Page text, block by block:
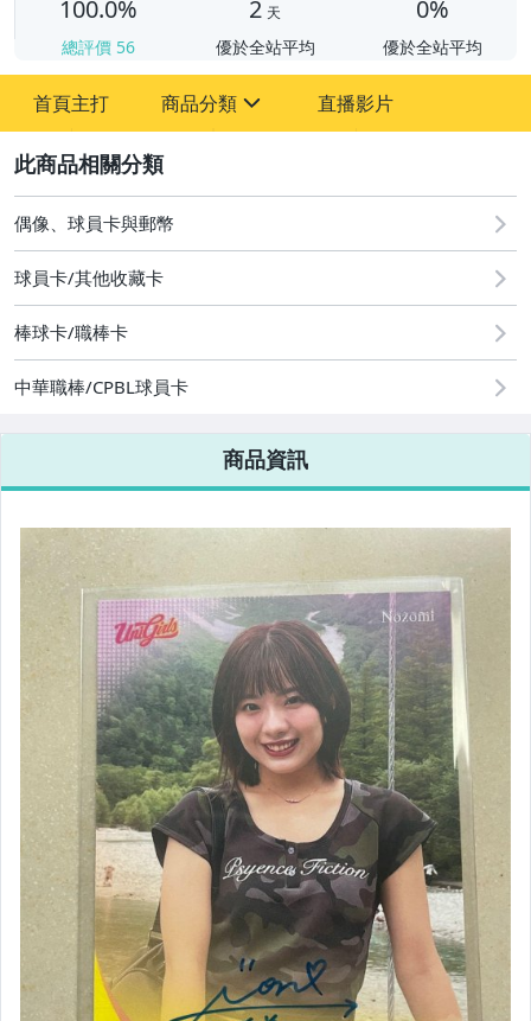
100.0%
總評價 56
2 天
優於全站平均
0%
優於全站平均
首頁主打 商品分類
偶像、球員卡與郵幣
運動、戶外與休閒
直播影片
偶像、球員卡與郵幣
球員卡/其他收藏卡
棒球卡/職棒卡
中華職棒/CPBL球員卡
商品資訊